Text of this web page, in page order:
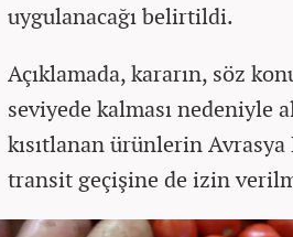
uygulanacağı belirtildi.
Açıklamada, kararın, söz
seviyede kalması nedeniyle
kısıtlanan ürünlerin
transit geçişine de izin